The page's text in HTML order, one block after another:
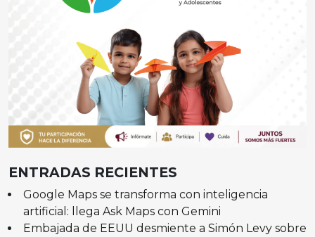
ENTRADAS RECIENTES
Google Maps se transforma con inteligencia
artificial: llega Ask Maps con Gemini
Embajada de EEUU desmiente a Simón Levy sobre